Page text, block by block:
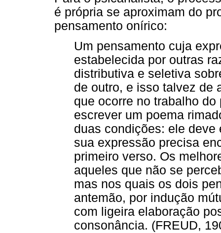
é própria se aproximam do
pensamento onírico:
Um pensamento cuja
estabelecida por outras
distributiva e seletiva
de outro, e isso talvez de
que ocorre no trabalho
escrever um poema
duas condições: ele
sua expressão precisa
primeiro verso. Os
aqueles que não se
mas nos quais os dois
antemão, por indução
com ligeira elaboração
consonância. (FREUD,